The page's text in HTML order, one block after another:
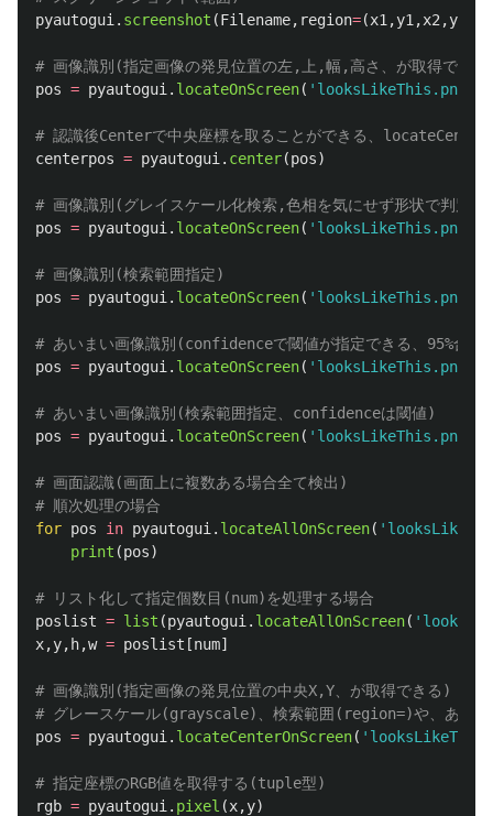
pyautogui . screenshot (Filename, region=(x1 ,y1 ,x2 ,y2
pos = pyautogui . locateOnScreen( ' looksLikeThis.png
centerpos = pyautogui . center(pos)
pos = pyautogui . locateOnScreen( ' looksLikeThis.png
pos = pyautogui . locateOnScreen( ' looksLikeThis.png
pos = pyautogui . locateOnScreen( ' looksLikeThis.png
pos = pyautogui . locateOnScreen( ' looksLikeThis.png
# 画面認識(画面上に複数ある場合全て検出)
for pos in pyautogui . locateAllOnScreen( '
print (pos)
poslist = list (pyautogui . locateAllOnScreen( '
x,y, h,w = poslist [num]
# 画像識別(指定画像の発見位置の中央X,Y、が取得できる)
pos = pyautogui . locateCenterOnScreen( '
rgb = pyautogui . pixel (x,y)